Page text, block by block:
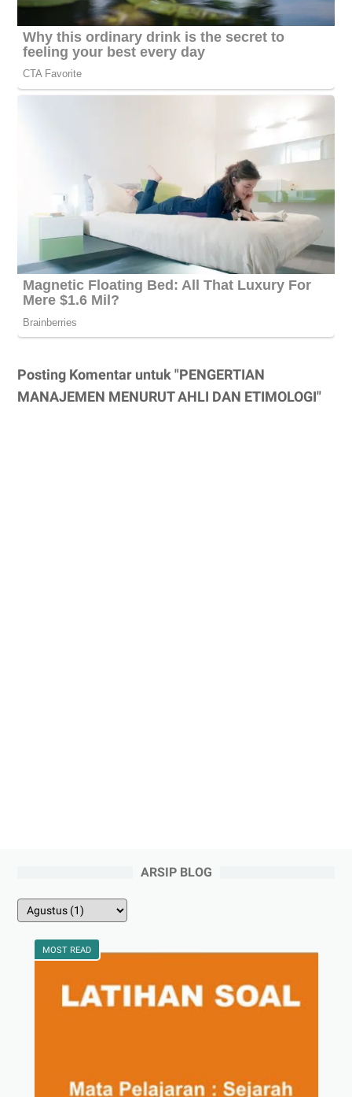
Posting Komentar untuk "PENGERTIAN
MANAJEMEN MENURUT AHLI DAN ETIMOLOGI"
ARSIP BLOG
MOST READ